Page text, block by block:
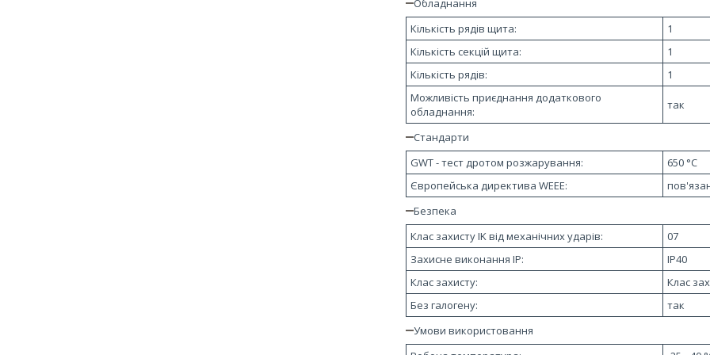
Обладнання
Кількість рядів щита:
1
Кількість секцій щита:
1
Кількість рядів:
1
Можливість приєднання додаткового
обладнання:
так
Стандарти
GWT - тест дротом розжарування:
650 °C
Європейська директива WEEE:
Безпека
Клас захисту IK від механічних ударів:
07
Захисне виконання ІР:
IP40
Клас захисту:
Клас
Без галогену:
так
Умови використовання